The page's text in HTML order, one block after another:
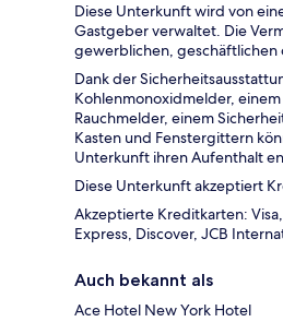
Diese Unterkunft wird von
Gastgeber verwaltet. Die
gewerblichen,
Dank der
Kohlenmonoxidmelder,
Rauchmelder, einem
Kasten und Fenstergittern
Unterkunft ihren Aufenthalt
Diese Unterkunft akzeptiert
Akzeptierte Kreditkarten:
Express, Discover, JCB
Auch bekannt als
Ace Hotel New York Hotel